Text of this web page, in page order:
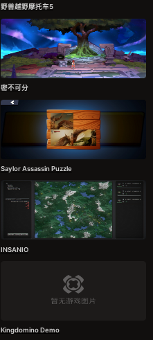
野兽越野摩托车5
密不可分
Saylor Assassin Puzzle
INSANIO
Kingdomino Demo